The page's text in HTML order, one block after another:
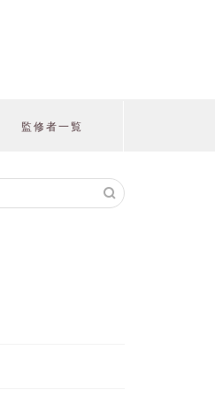
監修者一覧